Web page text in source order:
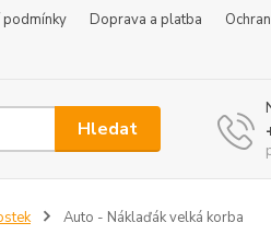
podmínky Doprava a platba
Hledat
Auto - Náklaďák velká korba